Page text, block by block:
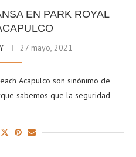
EN PARK ROYAL
27 mayo, 2021
Acapulco son sinónimo de
sabemos que la seguridad